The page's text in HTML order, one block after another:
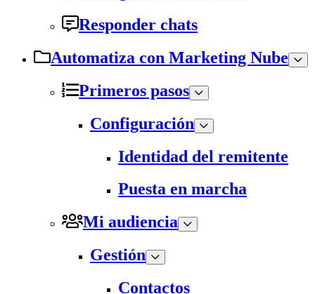
Responder chats
Automatiza con Marketing Nube
Primeros pasos
Configuración
Identidad del remitente
Puesta en marcha
Mi audiencia
Gestión
Contactos